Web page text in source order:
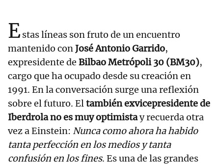
Estas líneas son fruto de un encuentro
mantenido conJosé Antonio Garrido,
expresidente de Bilbao Metrópoli 30 (BM30),
cargo que ha ocupado desde su creación en
1991. En la conversación surge una reflexión
sobre el futuro. Eltambién exvicepresidente de
Iberdrola no es muy optimistay recuerda otra
vez a Einstein: Nunca como ahora ha habido
tanta perfección en los medios y tanta
confusión en los fines. Es una de las grandes